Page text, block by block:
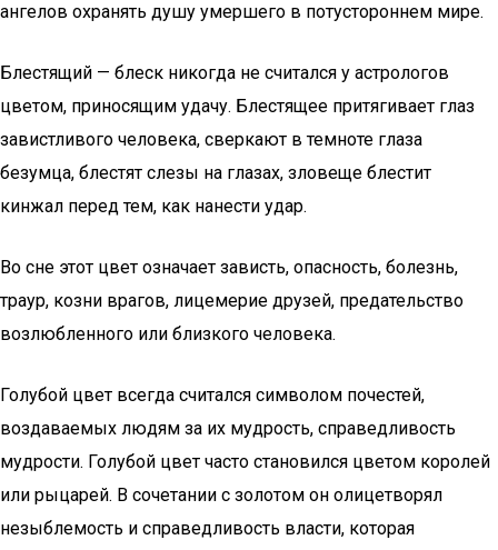
ангелов охранять душу умершего в потустороннем мире.
Блестящий — блеск никогда не считался у астрологов
цветом, приносящим удачу. Блестящее притягивает глаз
завистливого человека, сверкают в темноте глаза
безумца, блестят слезы на глазах, зловеще блестит
кинжал перед тем, как нанести удар.
Во сне этот цвет означает зависть, опасность, болезнь,
траур, козни врагов, лицемерие друзей, предательство
возлюбленного или близкого человека.
Голубой цвет всегда считался символом почестей,
воздаваемых людям за их мудрость, справедливость
мудрости. Голубой цвет часто становился цветом королей
или рыцарей. В сочетании с золотом он олицетворял
незыблемость и справедливость власти, которая